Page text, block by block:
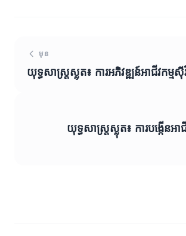
មុន
យុទ្ធសាស្ត្រស្លុត៖ ការអភិវឌ្ឍន៍អាជីវកម្
យុទ្ធសាស្ត្រស្លុត៖ ការបង្កើនអ